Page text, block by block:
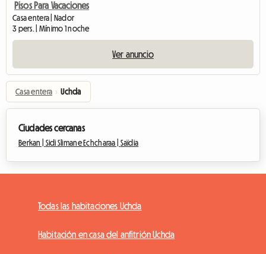
Pisos Para Vacaciones
Casa entera | Nador
3 pers. | Mínimo 1 noche
Ver anuncio
Casa entera › Uchda
Ciudades cercanas
Berkan | Sidi Slimane Echcharaa | Saïdia
Todas las habitaciones Uchda
Habitación en casa del anfitrión Uchda